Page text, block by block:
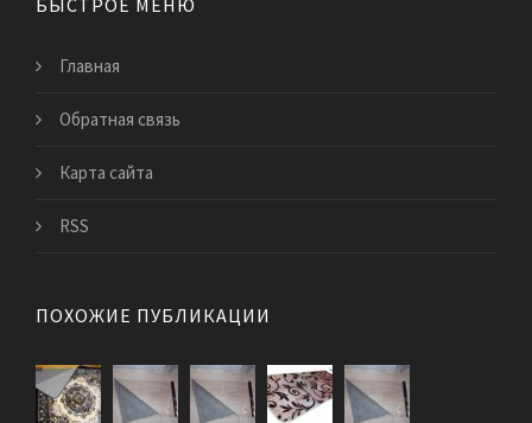
БЫСТРОЕ МЕНЮ
Главная
Обратная связь
Карта сайта
RSS
ПОХОЖИЕ ПУБЛИКАЦИИ